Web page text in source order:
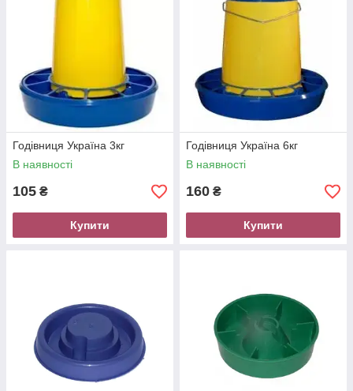
Годівниця Україна 3кг
В наявності
105 ₴
Купити
Годівниця Україна 6кг
В наявності
160 ₴
Купити